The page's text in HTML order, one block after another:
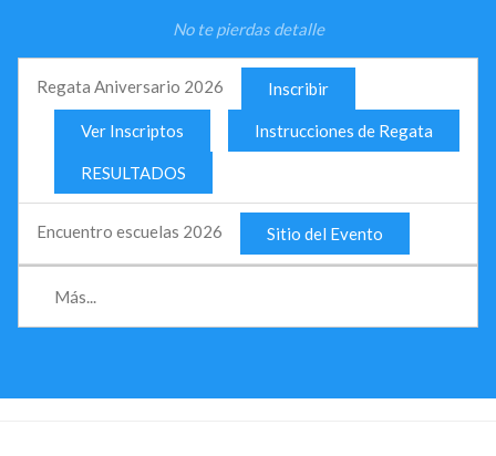
No te pierdas detalle
Regata Aniversario 2026 Inscribir
Ver Inscriptos Instrucciones de Regata
RESULTADOS
Encuentro escuelas 2026 Sitio del Evento
Más...